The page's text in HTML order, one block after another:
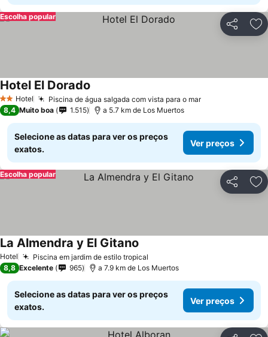
Partilhar
Escolha popular
2 Estrelas
Hotel Piscina de água salgada com vista para o mar
Hotel El Dorado
8,4 Muito boa 1.515 a 5.7 km de Los Muertos
Selecione as datas para ver os preços
exatos.
Ver preços
Partilhar
Escolha popular
Hotel Piscina em jardim de estilo tropical
La Almendra y El Gitano
8,8 Excelente 965 a 7.9 km de Los Muertos
Selecione as datas para ver os preços
exatos.
Ver preços